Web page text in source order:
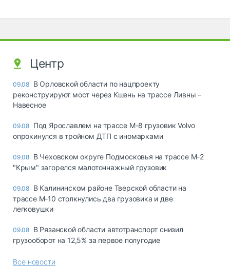
Центр
09.08 В Орловской области по нацпроекту
реконструируют мост через Кшень на трассе Ливны –
Навесное
09.08 Под Ярославлем на трассе М-8 грузовик Volvo
опрокинулся в тройном ДТП с иномарками
09.08 В Чеховском округе Подмосковья на трассе М-2
"Крым" загорелся малотоннажный грузовик
09.08 В Калининском районе Тверской области на
трассе М-10 столкнулись два грузовика и две
легковушки
09.08 В Рязанской области автотранспорт снизил
грузооборот на 12,5% за первое полугодие
Все новости